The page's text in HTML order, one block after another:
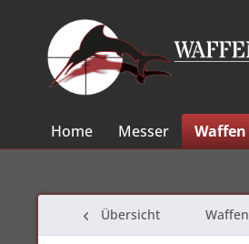
Home Messer Waffen
Übersicht Waffen